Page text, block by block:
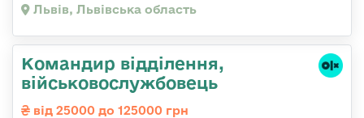
Львів, Львівська область
Командир відділення,
військовослужбовець
від 25000 до 125000 грн